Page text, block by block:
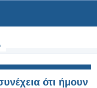
ότι ήμουν